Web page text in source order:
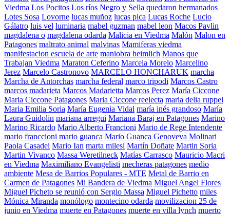
Viedma Los Pocitos Los ríos Negro y Sella quedaron hermanados
Lotes Sosa Lovorne lucas muñoz lucas pica Lucas Roche Lucio
Gálatro luis vel luminaria mabel guzman mabel leon Macos Pavlin
magdalena o magdalena odarda Malicia en Viedma Malón Malon en
Patagones maltrato animal malvinas Mamiferas viedma
manifestacion escuela de arte maniobra heimlich Manos que
Trabajan Viedma Maraton Ceferino Marcela Morelo Marcelino
Jerez Marcelo Castronovo MARCELO HONCHARUK marcha
Marcha de Antorchas marcha federal marco tripodi Marcos Castro
marcos madarieta Marcos Madarietta Marcos Perez María Ciccone
Maria Ciccone Patagones Maria Ciccone reelecta maria delia ruppel
Maria Emilia Soria María Eugenia Vidal maría inés grandoso María
Laura Guidolin mariana arregui Mariana Baraj en Patagones Marino
Marino Ricardo Mario Alberto Francioni Mario de Rege Intendente
mario franccioni mario guanca Mario Guanca Genoveva Molinari
Paola Casadei Mario Ian marta milesi Martín Doñate Martin Soria
Martin Vivanco Massa Weretilneck Matías Carrasco Mauricio Macri
en Viedma Maximiliano Evangelisti mecheras patagones medio
ambiente Mesa de Barrios Populares - MTE Metal de Barrio en
Carmen de Patagones Mi Bandera de Viedma Miguel Angel Flores
Miguel Picheto se reunió con Sergio Massa Miguel Pichetto miles
Mónica Miranda monólogo montecino odarda movilizacion 25 de
junio en Viedma muerte en Patagones muerte en villa lynch muerto